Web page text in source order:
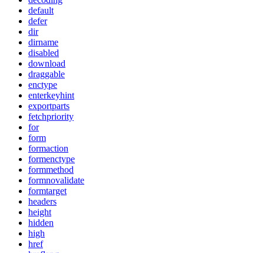
default
defer
dir
dirname
disabled
download
draggable
enctype
enterkeyhint
exportparts
fetchpriority
for
form
formaction
formenctype
formmethod
formnovalidate
formtarget
headers
height
hidden
high
href